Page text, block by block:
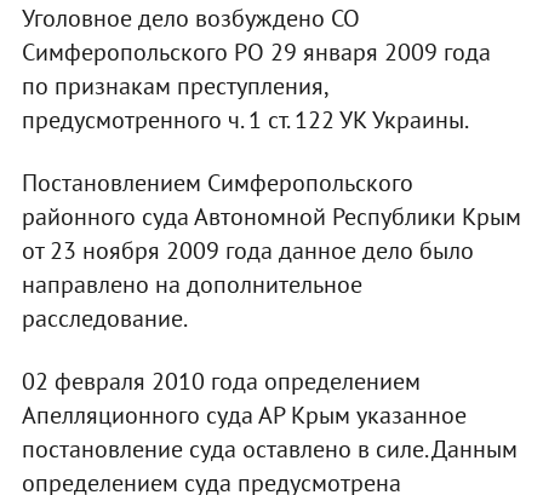
Уголовное дело возбуждено СО
Симферопольского РО 29 января 2009 года
по признакам преступления,
предусмотренного ч. 1 ст. 122 УК Украины.
Постановлением Симферопольского
районного суда Автономной Республики Крым
от 23 ноября 2009 года данное дело было
направлено на дополнительное
расследование.
02 февраля 2010 года определением
Апелляционного суда АР Крым указанное
постановление суда оставлено в силе. Данным
определением суда предусмотрена